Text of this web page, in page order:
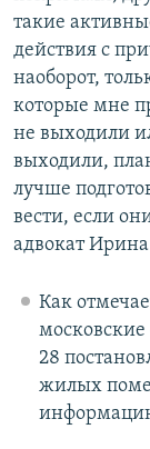
такие
действия с
наоборот,
которые мне
не выходили
выходили,
лучше
вести, если
адвокат
Как
28
жилых